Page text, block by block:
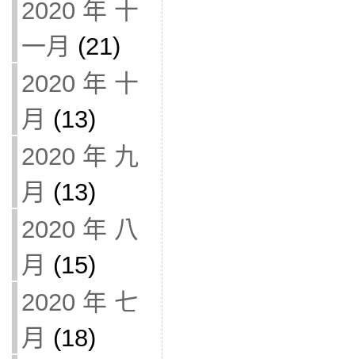
2020 年 十
一月 (21)
2020 年 十
月 (13)
2020 年 九
月 (13)
2020 年 八
月 (15)
2020 年 七
月 (18)